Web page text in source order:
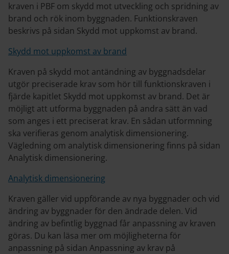
kraven i PBF om skydd mot utveckling och spridning av
brand och rök inom byggnaden. Funktionskraven
beskrivs på sidan Skydd mot uppkomst av brand.
Skydd mot uppkomst av brand
Kraven på skydd mot antändning av byggnadsdelar
utgör preciserade krav som hör till funktionskraven i
fjärde kapitlet Skydd mot uppkomst av brand. Det är
möjligt att utforma byggnaden på andra sätt än vad
som anges i ett preciserat krav. En sådan utformning
ska verifieras genom analytisk dimensionering.
Vägledning om analytisk dimensionering finns på sidan
Analytisk dimensionering.
Analytisk dimensionering
Kraven gäller vid uppförande av nya byggnader och vid
ändring av byggnader för den ändrade delen. Vid
ändring av befintlig byggnad får anpassning av kraven
göras. Du kan läsa mer om möjligheterna för
anpassning på sidan Anpassning av krav på